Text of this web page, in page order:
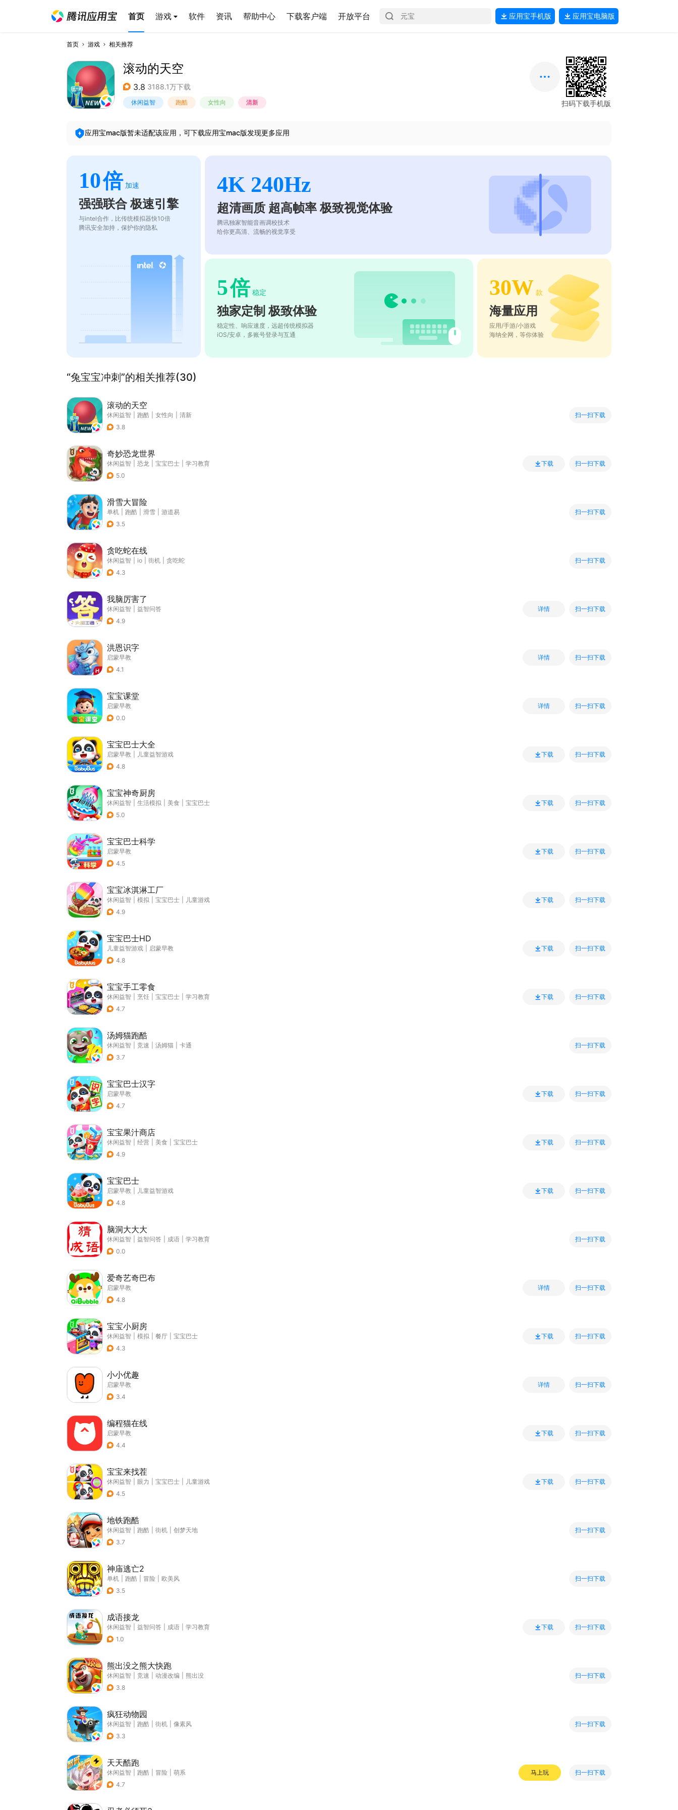
首页 游戏 软件 资讯 帮助中心 下载客户端 开放平台 应用宝手机版 应用宝电脑版
首页 游戏 相关推荐
滚动的天空
3.8 3188.1万下载
休闲益智 跑酷 女性向 清新 扫码下载手机版
应用宝mac版暂未适配该应用，可下载应用宝mac版发现更多应用
10倍 加速
强强联合 极速引擎
与intel合作，比传统模拟器快10倍
腾讯安全加持，保护你的隐私
4K 240Hz
超清画质 超高帧率 极致视觉体验
腾讯独家智能音画调校技术
给你更高清、流畅的视觉享受
5倍 稳定
独家定制 极致体验
稳定性、响应速度，远超传统模拟器
iOS/安卓，多账号登录与互通
30W 款
海量应用
应用/手游/小游戏
海纳全网，等你体验
“兔宝宝冲刺”的相关推荐(30)
滚动的天空
休闲益智 跑酷 女性向
清新
3.8
扫一扫下载
奇妙恐龙世界
休闲益智 恐龙 宝宝巴士
学习教育
5.0
下载 扫一扫下载
滑雪大冒险
单机 跑酷 滑雪
游道易
3.5
扫一扫下载
贪吃蛇在线
休闲益智 io 街机
贪吃蛇
4.3
扫一扫下载
我脑厉害了
休闲益智
益智问答
4.9
详情 扫一扫下载
洪恩识字
启蒙早教
4.1
详情 扫一扫下载
宝宝课堂
启蒙早教
0.0
详情 扫一扫下载
宝宝巴士大全
启蒙早教
儿童益智游戏
4.8
下载 扫一扫下载
宝宝神奇厨房
休闲益智 生活模拟 美食
宝宝巴士
5.0
下载 扫一扫下载
宝宝巴士科学
启蒙早教
4.5
下载 扫一扫下载
宝宝冰淇淋工厂
休闲益智 模拟 宝宝巴士
儿童游戏
4.9
下载 扫一扫下载
宝宝巴士HD
儿童益智游戏
启蒙早教
4.8
下载 扫一扫下载
宝宝手工零食
休闲益智 烹饪 宝宝巴士
学习教育
4.7
下载 扫一扫下载
汤姆猫跑酷
休闲益智 竞速 汤姆猫
卡通
3.7
扫一扫下载
宝宝巴士汉字
启蒙早教
4.7
下载 扫一扫下载
宝宝果汁商店
休闲益智 经营 美食
宝宝巴士
4.9
下载 扫一扫下载
宝宝巴士
启蒙早教
儿童益智游戏
4.8
下载 扫一扫下载
脑洞大大大
休闲益智 益智问答 成语
学习教育
0.0
扫一扫下载
爱奇艺奇巴布
启蒙早教
4.8
详情 扫一扫下载
宝宝小厨房
休闲益智 模拟 餐厅
宝宝巴士
4.3
下载 扫一扫下载
小小优趣
启蒙早教
3.4
详情 扫一扫下载
编程猫在线
启蒙早教
4.4
下载 扫一扫下载
宝宝来找茬
休闲益智 眼力 宝宝巴士
儿童游戏
4.5
下载 扫一扫下载
地铁跑酷
休闲益智 跑酷 街机
创梦天地
3.7
扫一扫下载
神庙逃亡2
单机 跑酷 冒险
欧美风
3.5
扫一扫下载
成语接龙
休闲益智 益智问答 成语
学习教育
1.0
下载 扫一扫下载
熊出没之熊大快跑
休闲益智 竞速 动漫改编
熊出没
3.8
扫一扫下载
疯狂动物园
休闲益智 跑酷 街机
像素风
3.3
扫一扫下载
天天酷跑
休闲益智 跑酷 冒险
萌系
4.7
马上玩 扫一扫下载